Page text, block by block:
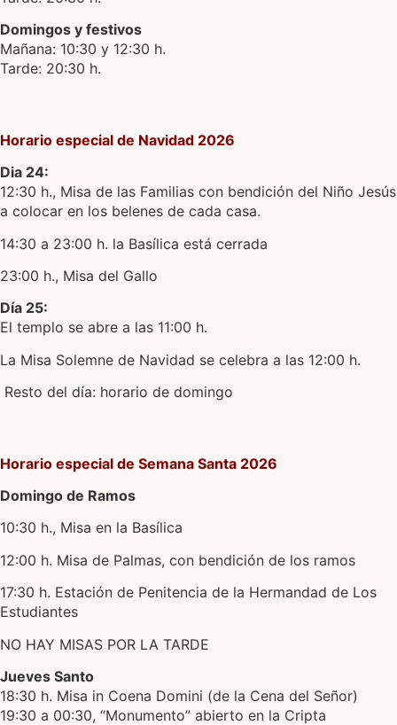
Domingos y festivos
Mañana: 10:30 y 12:30 h.
Tarde: 20:30 h.
Horario especial de Navidad 2026
Dia 24:
12:30 h., Misa de las Familias con bendición del Niño Jesús
a colocar en los belenes de cada casa.
14:30 a 23:00 h. la Basílica está cerrada
23:00 h., Misa del Gallo
Día 25:
El templo se abre a las 11:00 h.
La Misa Solemne de Navidad se celebra a las 12:00 h.
Resto del día: horario de domingo
Horario especial de Semana Santa 2026
Domingo de Ramos
10:30 h., Misa en la Basílica
12:00 h. Misa de Palmas, con bendición de los ramos
17:30 h. Estación de Penitencia de la Hermandad de Los
Estudiantes
NO HAY MISAS POR LA TARDE
Jueves Santo
18:30 h. Misa in Coena Domini (de la Cena del Señor)
19:30 a 00:30, “Monumento” abierto en la Cripta